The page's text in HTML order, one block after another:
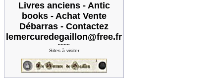
Livres anciens - Antic
books - Achat Vente
Débarras - Contactez
lemercuredegaillon@free.fr
~~~~
Sites à visiter